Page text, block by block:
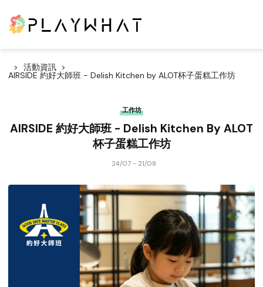
活動資訊
AIRSIDE 約好大師班 - Delish Kitchen by ALOT杯子蛋糕工作坊
工作坊
AIRSIDE 約好大師班 - Delish Kitchen By ALOT
杯子蛋糕工作坊
24/07 - 21/08